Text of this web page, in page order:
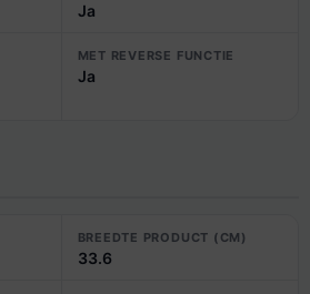
Ja
MET REVERSE FUNCTIE
Ja
BREEDTE PRODUCT (CM)
33.6